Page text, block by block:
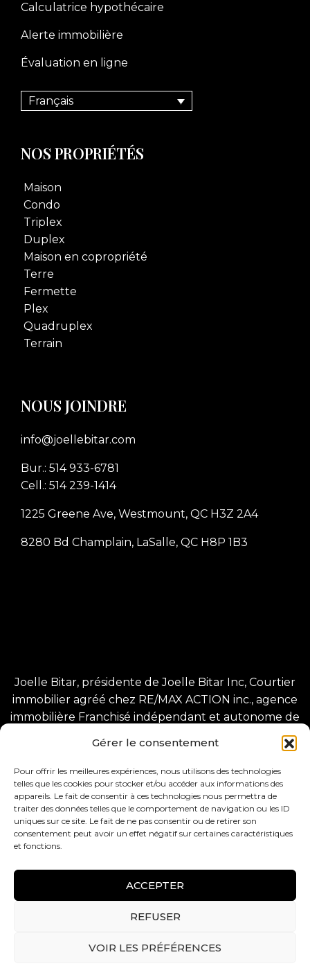
Gérer le consentement
Pour offrir les meilleures expériences, nous utilisons des technologies
telles que les cookies pour stocker et/ou accéder aux informations des
appareils. Le fait de consentir à ces technologies nous permettra de
traiter des données telles que le comportement de navigation ou les ID
uniques sur ce site. Le fait de ne pas consentir ou de retirer son
consentement peut avoir un effet négatif sur certaines caractéristiques
et fonctions.
ACCEPTER
REFUSER
VOIR LES PRÉFÉRENCES
Calculatrice hypothécaire
Alerte immobilière
Évaluation en ligne
Français
NOS PROPRIÉTÉS
Maison
Condo
Triplex
Duplex
Maison en copropriété
Terre
Fermette
Plex
Quadruplex
Terrain
NOUS JOINDRE
info@joellebitar.com
Bur.: 514 933-6781
Cell.: 514 239-1414
1225 Greene Ave, Westmount, QC H3Z 2A4
8280 Bd Champlain, LaSalle, QC H8P 1B3
Joelle Bitar, présidente de Joelle Bitar Inc, Courtier
immobilier agréé chez RE/MAX ACTION inc., agence
immobilière Franchisé indépendant et autonome de
8280 Bd Champlain, LaSalle, QC H8P 1B3.
Tous droits réservés –Conception web :
BlackCatSeo